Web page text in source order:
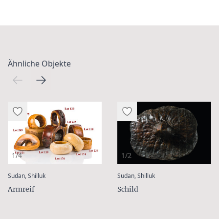
Ähnliche Objekte
1/4
Sudan, Shilluk:
Armreif
1/2
Sudan, Shilluk:
Schild